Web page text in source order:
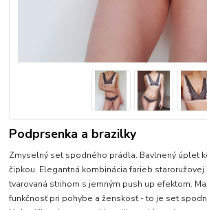
Podprsenka a brazilky
Zmyselný set spodného prádla. Bavlnený úplet
čipkou. Elegantná kombinácia farieb
tvarovaná strihom s jemným push up efektom.
funkčnosť pri pohybe a ženskosť - to je set